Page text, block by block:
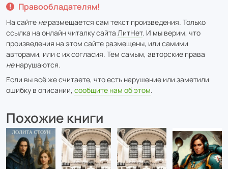
Правообладателям!
На сайте неразмещается сам текст произведения. Только
ссылка на онлайн читалку сайта ЛитНет. И мы верим, что
произведения на этом сайте размещены, или самими
авторами, или с их согласия. Тем самым, авторские права
ненарушаются.
Если вы всё же считаете, что есть нарушение или заметили
ошибку в описании, сообщите нам об этом.
Похожие книги